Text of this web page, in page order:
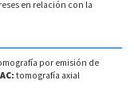
en relación con la
por emisión de
tomografía axial